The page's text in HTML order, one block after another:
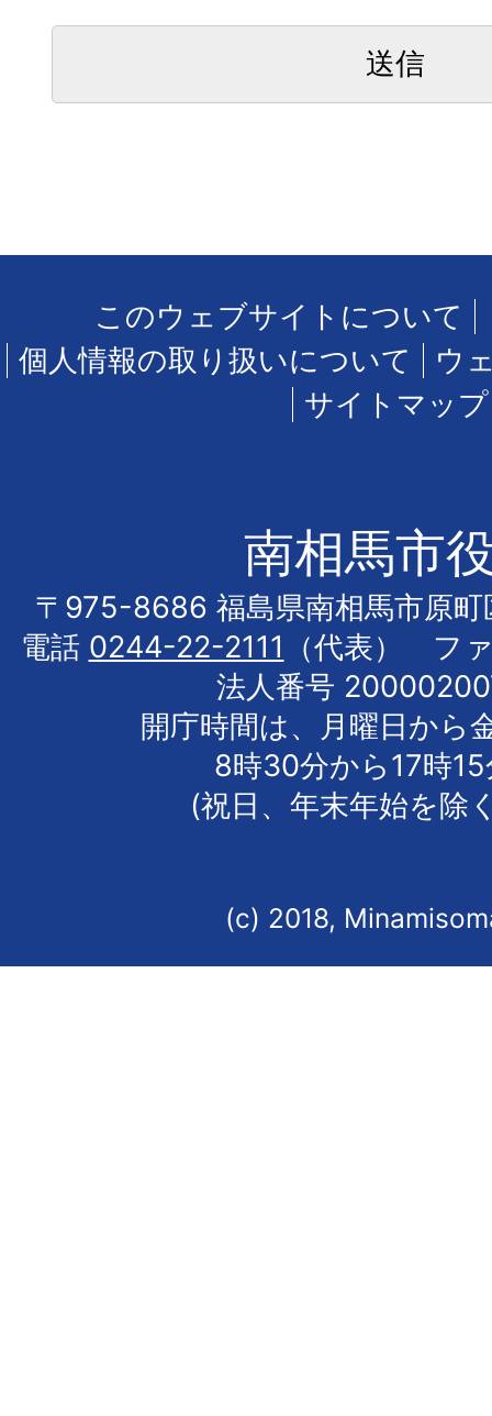
このウェブサイトについて
個人情報の取り扱いについて
ウ
サイトマップ
南相馬市
〒975-8686 福島県南相馬市原町
電話 0244-22-2111
（代表） フ
法人番号
開庁時間は、月曜日から
8時30分から17時
(祝日、年末年始を除
(c) 2018,